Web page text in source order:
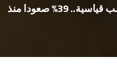
بورصة مصر تسجل مكاسب قياسية.. 39% صعودا منذ